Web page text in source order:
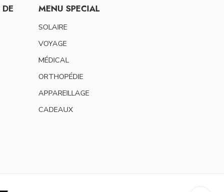
MENU SPECIAL
SOLAIRE
VOYAGE
MÉDICAL
ORTHOPÉDIE
APPAREILLAGE
CADEAUX